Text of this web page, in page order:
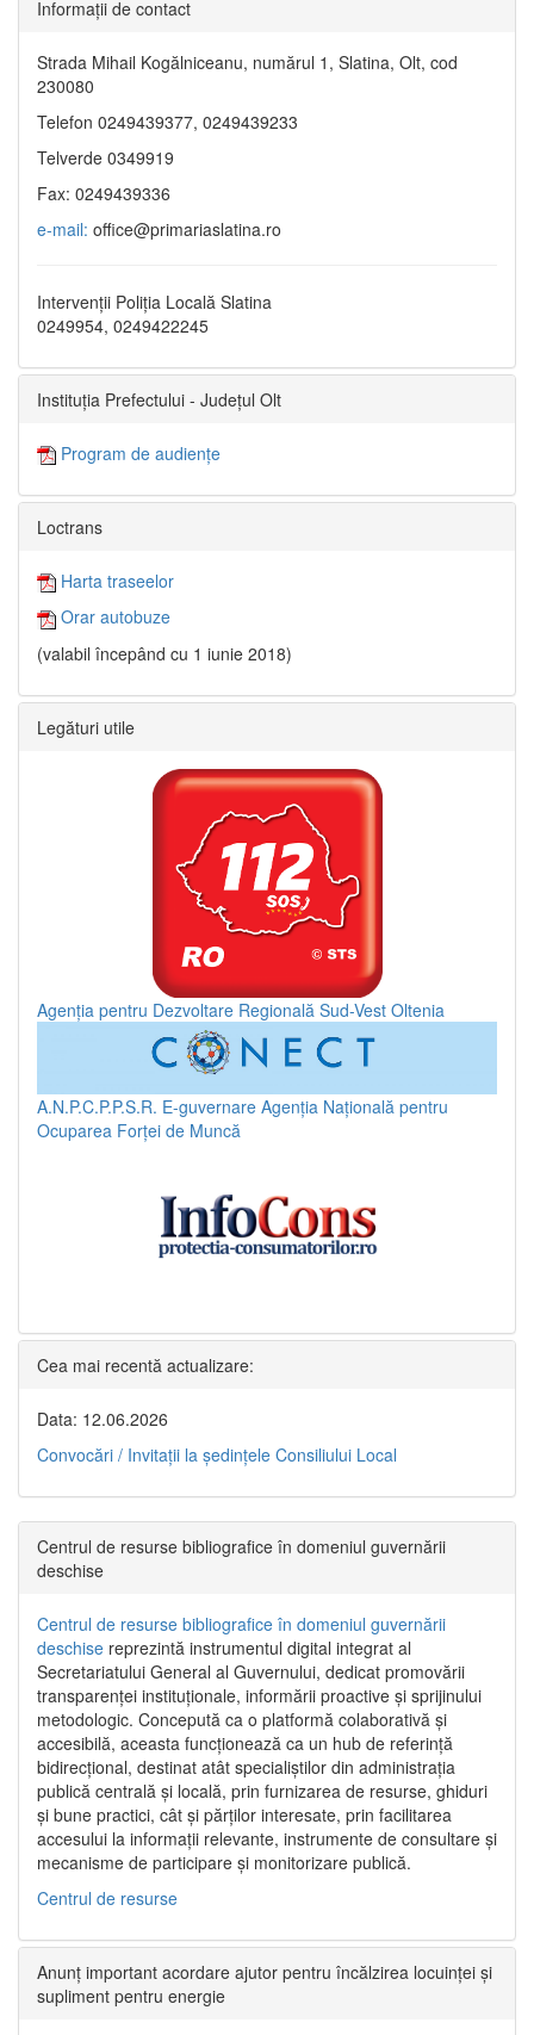
Informaţii de contact
Strada Mihail Kogălniceanu, numărul 1, Slatina, Olt, cod
230080
Telefon 0249439377, 0249439233
Telverde 0349919
Fax: 0249439336
e-mail: office@primariaslatina.ro
Intervenții Poliția Locală Slatina
0249954, 0249422245
Instituția Prefectului - Județul Olt
Program de audiențe
Loctrans
Harta traseelor
Orar autobuze
(valabil începând cu 1 iunie 2018)
Legături utile
Agenția pentru Dezvoltare Regională Sud-Vest Oltenia
A.N.P.C.P.P.S.R. E-guvernare Agenția Națională pentru
Ocuparea Forței de Muncă
Cea mai recentă actualizare:
Data: 12.06.2026
Convocări / Invitaţii la şedinţele Consiliului Local
Centrul de resurse bibliografice în domeniul guvernării
deschise
Centrul de resurse bibliografice în domeniul guvernării
deschise reprezintă instrumentul digital integrat al
Secretariatului General al Guvernului, dedicat promovării
transparenței instituționale, informării proactive și sprijinului
metodologic. Concepută ca o platformă colaborativă și
accesibilă, aceasta funcționează ca un hub de referință
bidirecțional, destinat atât specialiștilor din administrația
publică centrală și locală, prin furnizarea de resurse, ghiduri
și bune practici, cât și părților interesate, prin facilitarea
accesului la informații relevante, instrumente de consultare și
mecanisme de participare și monitorizare publică.
Centrul de resurse
Anunț important acordare ajutor pentru încălzirea locuinței și
supliment pentru energie